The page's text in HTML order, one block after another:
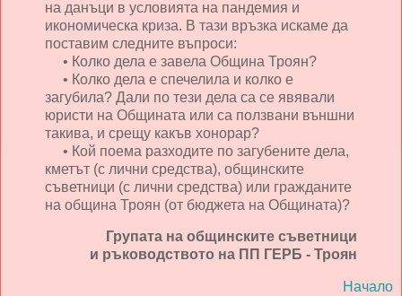
на данъци в условията на пандемия и
икономическа криза. В тази връзка искаме да
поставим следните въпроси:
• Колко дела е завела Община Троян?
• Колко дела е спечелила и колко е
загубила? Дали по тези дела са се явявали
юристи на Общината или са ползвани външни
такива, и срещу какъв хонорар?
• Кой поема разходите по загубените дела,
кметът (с лични средства), общинските
съветници (с лични средства) или гражданите
на община Троян (от бюджета на Общината)?
Групата на общинските съветници
и ръководството на ПП ГЕРБ - Троян
Начало